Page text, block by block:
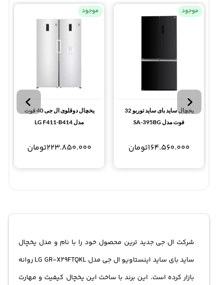
موجود
یخچال ساید بای ساید توربو 32
فوت مدل SA-395BG
164.560.000تومان
موجود
یخچال دوقلوی ال جی 40 فوت
مدل LG F411-B414
223.850.000تومان
شرکت ال جی جدید ترین محصول خود را با نام و مدل یخچال
ساید بای ساید اینستاویو ال جی مدل LG GR-X29FTQKL روانه
بازار کرده است. این برند با ساخت این یخچال کیفیت و مهارت